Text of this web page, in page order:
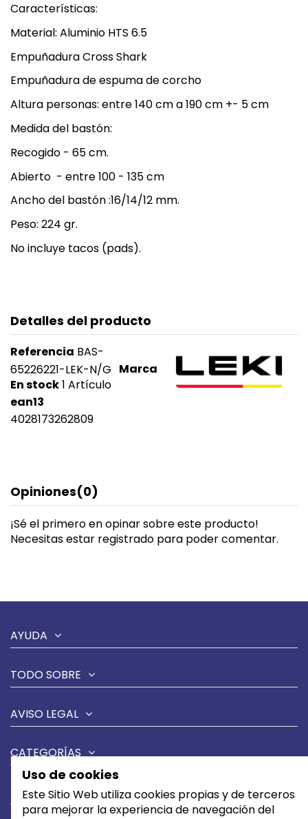
Características:
Material: Aluminio HTS 6.5
Empuñadura Cross Shark
Empuñadura de espuma de corcho
Altura personas: entre 140 cm a 190 cm +- 5 cm
Medida del bastón:
Recogido - 65 cm.
Abierto - entre 100 - 135 cm
Ancho del bastón :16/14/12 mm.
Peso: 224 gr.
No incluye tacos (pads).
Detalles del producto
Marca
Referencia BAS-
65226221-LEK-N/G
En stock1 Artículo
ean13
4028173262809
Opiniones(0)
¡Sé el primero en opinar sobre este producto!
Necesitas estar registrado para poder comentar.
AYUDA
TODO SOBRE
AVISO LEGAL
CATEGORÍAS
MARCAS
Uso de cookies
Este Sitio Web utiliza cookies propias y de terceros
para mejorar la experiencia de navegación del